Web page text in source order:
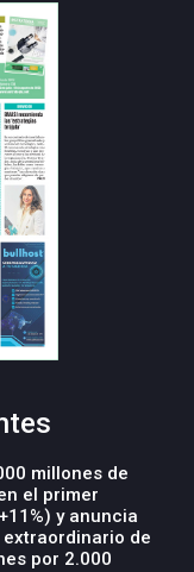
millones de
el primer
y anuncia
de
por 2.000